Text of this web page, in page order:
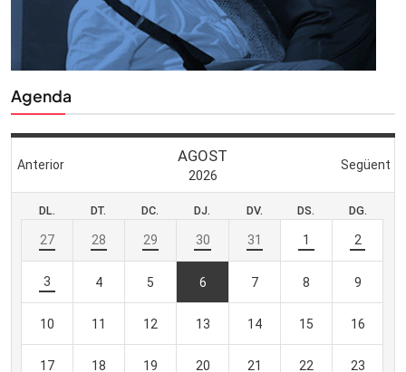
Agenda